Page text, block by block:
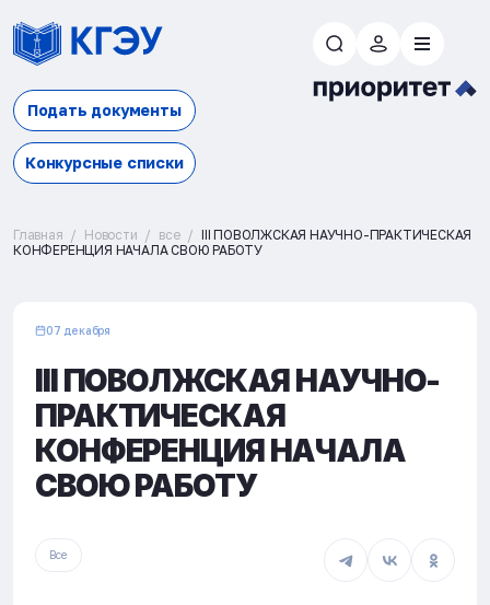
Подать документы
Конкурсные списки
Главная Новости все
III ПОВОЛЖСКАЯ НАУЧНО-ПРАКТИЧЕСКАЯ
КОНФЕРЕНЦИЯ НАЧАЛА СВОЮ РАБОТУ
07 декабря
III ПОВОЛЖСКАЯ НАУЧНО-
ПРАКТИЧЕСКАЯ
КОНФЕРЕНЦИЯ НАЧАЛА
СВОЮ РАБОТУ
Все